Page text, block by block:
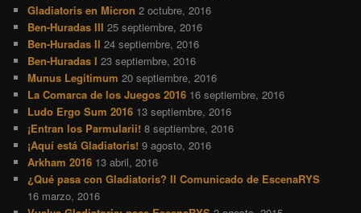
Gladiatoris en Micron 2 octubre, 2016
Ben-Huradas III 25 septiembre, 2016
Ben-Huradas II 24 septiembre, 2016
Ben-Huradas I 23 septiembre, 2016
Munus Legitimum 20 septiembre, 2016
La Comarca de los Juegos 2016 16 septiembre, 2016
Ludo Ergo Sum 2016 13 septiembre, 2016
¡Entran los Parmularii! 8 septiembre, 2016
¡Aquí está Gladiatoris! 9 agosto, 2016
Arkham 2016 13 abril, 2016
¿Qué pasa con Gladiatoris? II Comunicado de EscenaRYS
16 marzo, 2016